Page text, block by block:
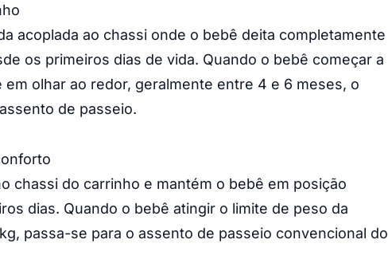
acoplada ao chassi onde o bebê deita completamente
os primeiros dias de vida. Quando o bebê começar a
olhar ao redor, geralmente entre 4 e 6 meses, o
de passeio.
chassi do carrinho e mantém o bebê em posição
dias. Quando o bebê atingir o limite de peso da
passa-se para o assento de passeio convencional do